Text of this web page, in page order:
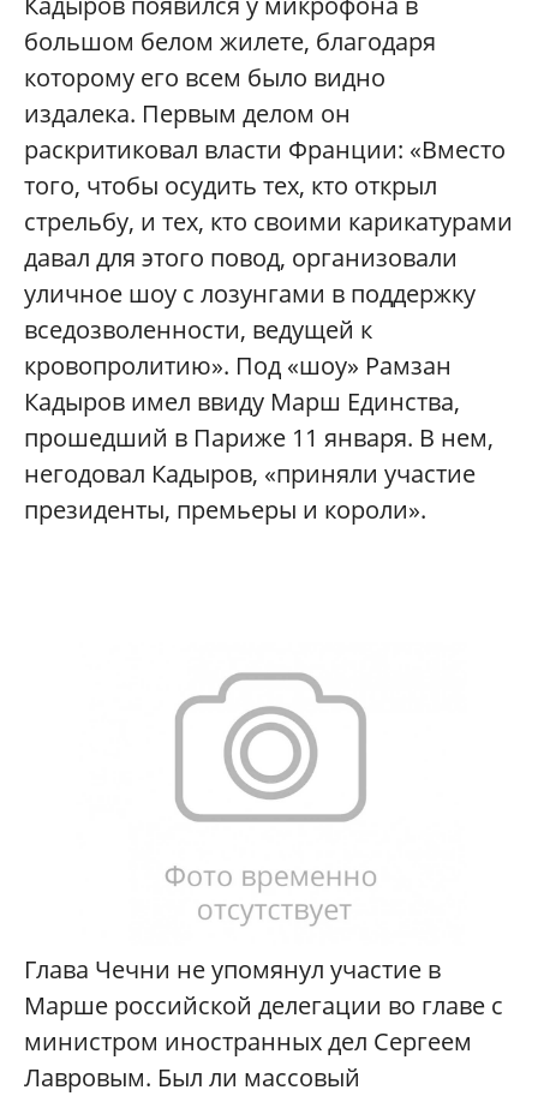
большом белом жилете, благодаря
которому его всем было видно
издалека. Первым делом он
раскритиковал власти Франции: «Вместо
того, чтобы осудить тех, кто открыл
стрельбу, и тех, кто своими карикатурами
давал для этого повод, организовали
уличное шоу с лозунгами в поддержку
вседозволенности, ведущей к
кровопролитию». Под «шоу» Рамзан
Кадыров имел ввиду Марш Единства,
прошедший в Париже 11 января. В нем,
негодовал Кадыров, «приняли участие
президенты, премьеры и короли».
Глава Чечни не упомянул участие в
Марше российской делегации во главе с
министром иностранных дел Сергеем
Лавровым. Был ли массовый